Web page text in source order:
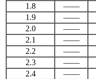
1.8
——
1.9
——
2.0
——
2.1
——
2.2
——
2.3
——
2.4
——